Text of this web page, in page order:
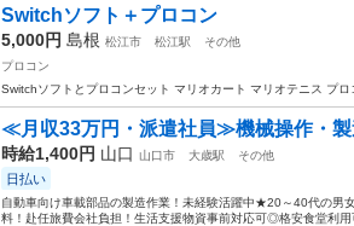
Switchソフト＋プロコン
5,000円 島根 松江市 松江駅
その他
プロコン
Switchソフトとプロコンセット マリオカート マリオテニス プロ
≪月収33万円・派遣社員≫機械操作・製
時給1,400円 山口 山口市 大歳駅 その他
日払い
自動車向け車載部品の製造作業！未経験活躍中★20～40代の男
料！赴任旅費会社負担！生活支援物資事前対応可◎格安食堂利